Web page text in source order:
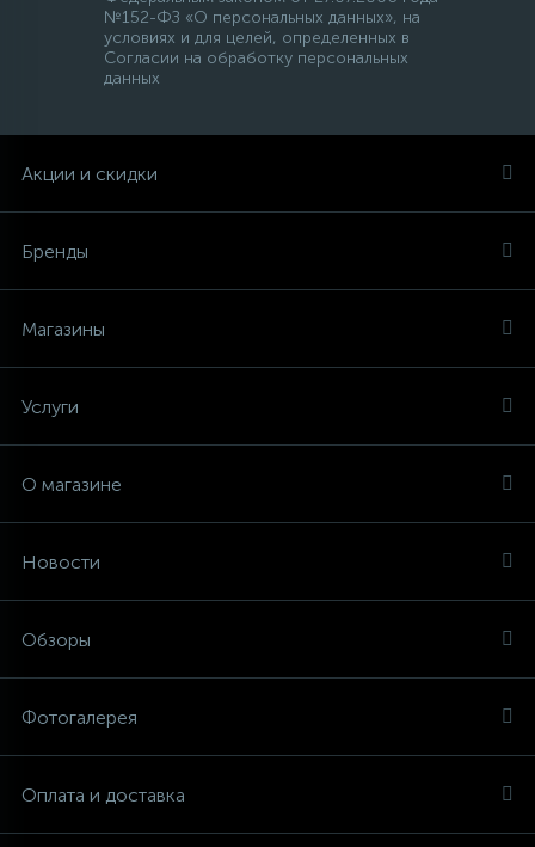
№152-ФЗ «О персональных данных», на
условиях и для целей, определенных в
Согласии на обработку персональных
данных
Акции и скидки
Бренды
Магазины
Услуги
О магазине
Новости
Обзоры
Фотогалерея
Оплата и доставка